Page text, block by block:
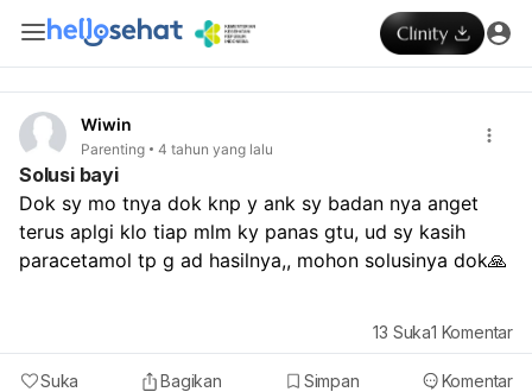
Wiwin
Parenting 4 tahun yang lalu
Solusi bayi
Dok sy mo tnya dok knp y ank sy badan nya anget
terus aplgi klo tiap mlm ky panas gtu, ud sy kasih
paracetamol tp g ad hasilnya,, mohon solusinya dok🙏
Suka Bagikan Simpan Komentar
13 Suka1 Komentar